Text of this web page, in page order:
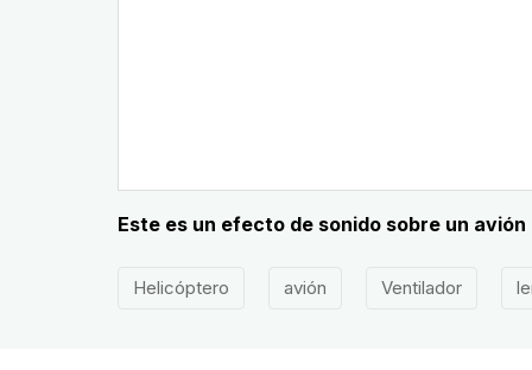
Este es un efecto de sonido sobre un avión
Helicóptero avión Ventilador